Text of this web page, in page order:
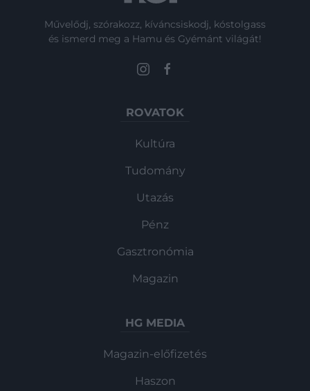
Művelődj, szórakozz, kíváncsiskodj, kóstolgass
és ismerd meg a Hamu és Gyémánt világát!
ROVATOK
Kultúra
Tudomány
Utazás
Pénz
Gasztronómia
Magazin
HG MEDIA
Magazin-előfizetés
Haszon